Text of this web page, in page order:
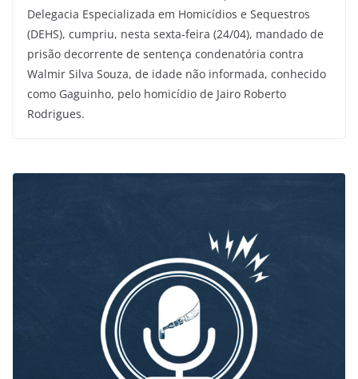
Delegacia Especializada em Homicídios e Sequestros
(DEHS), cumpriu, nesta sexta-feira (24/04), mandado de
prisão decorrente de sentença condenatória contra
Walmir Silva Souza, de idade não informada, conhecido
como Gaguinho, pelo homicídio de Jairo Roberto
Rodrigues.